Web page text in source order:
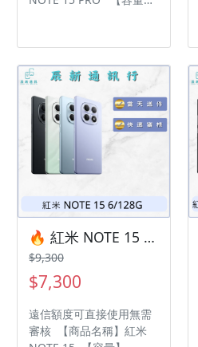
迎洽群官方LINE：
@kjg6280d • 七日鑑賞期
內，如商品有問題，請盡
速向我們告知並且協助處
理 • 全新品為原廠保固一
年，中古機店家保固15天
更、暫停活動之權利 下單
您安排快速審核及回報審
核進度 LINE
ID:@kjg6280d 大呼小叫
辰通訊行 雲林縣虎尾鎮林
森路二段200號 電話:05-
6339809 在地經營12年店
🔥 紅米 NOTE 15 6/128G 有額度快速過件 🎯 想換新機？現在就是最佳時機！現貨當天審件當天過件即可以馬上寄出
$9,300
$7,300
遠信額度可直接使用無需
審核 【商品名稱】紅米